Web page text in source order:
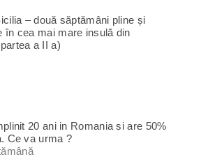
– două săptămâni pline și
în cea mai mare insulă din
a II a)
20 ani in Romania si are 50%
Ce va urma ?